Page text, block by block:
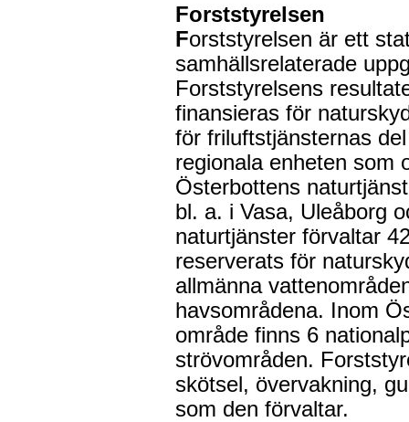
Forststyrelsen
Forststyrelsen är ett
samhällsrelaterade
Forststyrelsens
finansieras för
för friluftstjänsternas
regionala enheten som
Österbottens
bl. a. i Vasa, Uleåborg
naturtjänster förvaltar
reserverats för
allmänna
havsområdena. Inom
område finns 6
strövområden.
skötsel, övervakning,
som den förvaltar.